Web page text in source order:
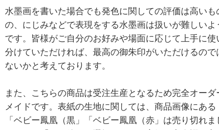
水墨画を書いた場合でも発色に関しての評価は高いも
の、にじみなどで表現をする水墨画は扱いが難しいよ
です。皆様がご自分のお好みや場面に応じて上手に使
分けていただければ、最高の御朱印がいただけるので
ないかと考えております。
また、こちらの商品は受注生産となるため完全オーダ
メイドです。表紙の生地に関しては、商品画像にある
「ベビー鳳凰（黒」「ベビー鳳凰（赤」は売り切れま